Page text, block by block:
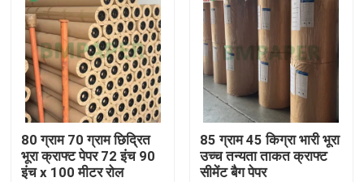
उत्पाद
हमारे बारे में
फैक्टरी यात्रा
80 ग्राम 70 ग्राम छिद्रित
भूरा क्राफ्ट पेपर 72 इंच 90
इंच x 100 मीटर रोल
85 ग्राम 45 किग्रा भारी भूरा
उच्च तन्यता ताकत क्राफ्ट
सीमेंट बैग पेपर